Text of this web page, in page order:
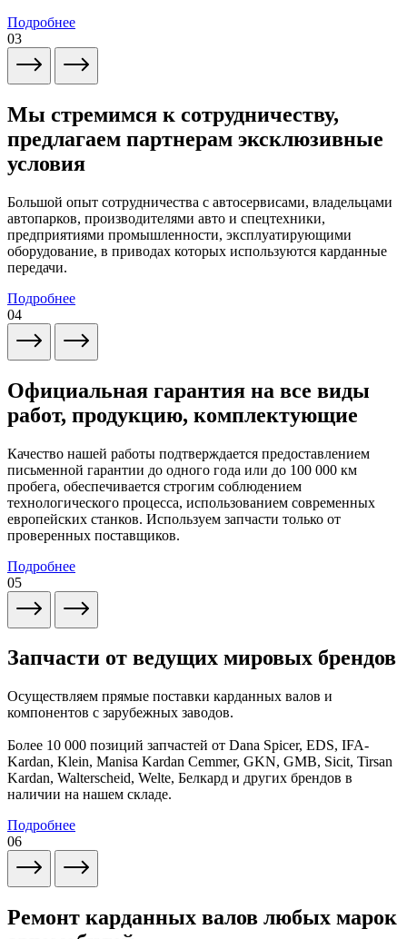
Подробнее
03
Мы стремимся к сотрудничеству,
предлагаем партнерам эксклюзивные
условия
Большой опыт сотрудничества с автосервисами, владельцами
автопарков, производителями авто и спецтехники,
предприятиями промышленности, эксплуатирующими
оборудование, в приводах которых используются карданные
передачи.
Подробнее
04
Официальная гарантия на все виды
работ, продукцию, комплектующие
Качество нашей работы подтверждается предоставлением
письменной гарантии до одного года или до 100 000 км
пробега, обеспечивается строгим соблюдением
технологического процесса, использованием современных
европейских станков. Используем запчасти только от
проверенных поставщиков.
Подробнее
05
Запчасти от ведущих мировых брендов
Осуществляем прямые поставки карданных валов и
компонентов с зарубежных заводов.
Более 10 000 позиций запчастей от Dana Spicer, EDS, IFA-
Kardan, Klein, Manisa Kardan Cemmer, GKN, GMB, Sicit, Tirsan
Kardan, Walterscheid, Welte, Белкард и других брендов в
наличии на нашем складе.
Подробнее
06
Ремонт карданных валов любых марок